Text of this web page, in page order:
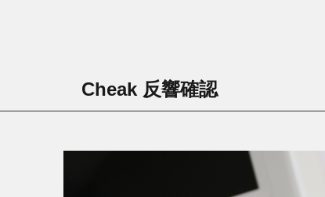
Cheak 反響確認